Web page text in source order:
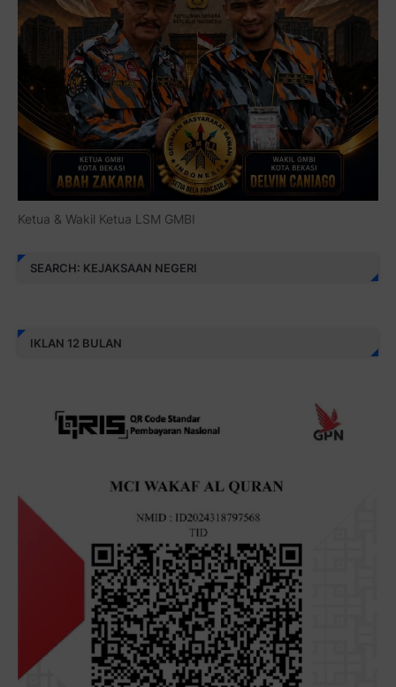
Ketua & Wakil Ketua LSM GMBI
SEARCH: KEJAKSAAN NEGERI
IKLAN 12 BULAN